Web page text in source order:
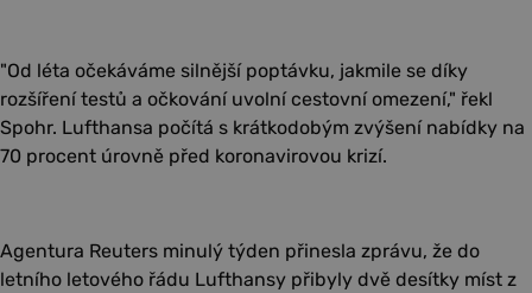
"Od léta očekáváme silnější poptávku, jakmile se díky
rozšíření testů a očkování uvolní cestovní omezení," řekl
Spohr. Lufthansa počítá s krátkodobým zvýšení nabídky na
70 procent úrovně před koronavirovou krizí.
Agentura Reuters minulý týden přinesla zprávu, že do
letního letového řádu Lufthansy přibyly dvě desítky míst z